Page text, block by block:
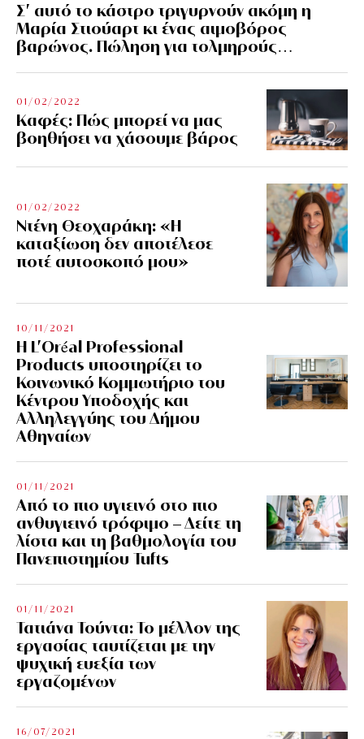
Σ’ αυτό το κάστρο τριγυρνούν ακόμη η
Μαρία Στιούαρτ κι ένας αιμοβόρος
βαρώνος. Πώληση για τολμηρούς…
01/02/2022
Kαφές: Πώς μπορεί να μας
βοηθήσει να χάσουμε βάρος
01/02/2022
Ντένη Θεοχαράκη: «Η
καταξίωση δεν αποτέλεσε
ποτέ αυτοσκοπό μου»
10/11/2021
Η L’Οréal Professional
Products υποστηρίζει το
Κοινωνικό Κομμωτήριο του
Κέντρου Υποδοχής και
Αλληλεγγύης του Δήμου
Αθηναίων
01/11/2021
Από το πιο υγιεινό στο πιο
ανθυγιεινό τρόφιμο – Δείτε τη
λίστα και τη βαθμολογία του
Πανεπιστημίου Tufts
01/11/2021
Τατιάνα Τούντα: Το μέλλον της
εργασίας ταυτίζεται με την
ψυχική ευεξία των
εργαζομένων
16/07/2021